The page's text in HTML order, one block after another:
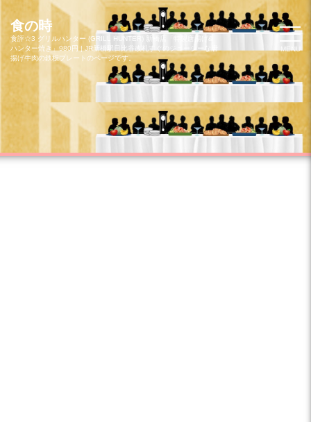
コ
ツ
キ
ッ
食の時
食評☆3 グリルハンター (GRILL HUNTER) 新橋店「特製唐揚げ&
ハンター焼き」980円 | JR新橋駅日比谷改札すぐのジューシーな唐
揚げ牛肉の鉄板プレートのページです。
MENU